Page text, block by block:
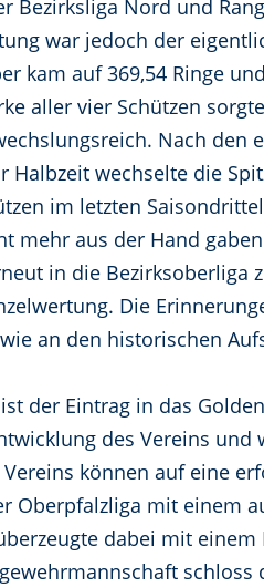
Bezirksliga Nord und
war jedoch der
kam auf 369,54 Ringe
aller vier Schützen
Nach
Halbzeit wechselte die
im letzten
aus der Hand
in die
Die
an den historischen
der Eintrag in das
des Vereins
können auf eine
mit einem
dabei mit